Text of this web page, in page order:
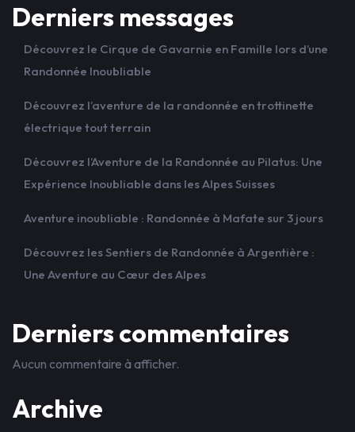
Derniers messages
Découvrez le Cirque de Gavarnie en Famille lors d’une
Randonnée Inoubliable
Découvrez l’aventure de la randonnée en trottinette
électrique tout terrain
Découvrez l’Aventure de la Randonnée au Pilatus: Une
Expérience Inoubliable dans les Alpes Suisses
Aventure inoubliable : Randonnée à Mafate sur 3 jours
Découvrez les Sentiers de Randonnée à Argentière :
Une Aventure au Cœur des Alpes
Derniers commentaires
Aucun commentaire à afficher.
Archive